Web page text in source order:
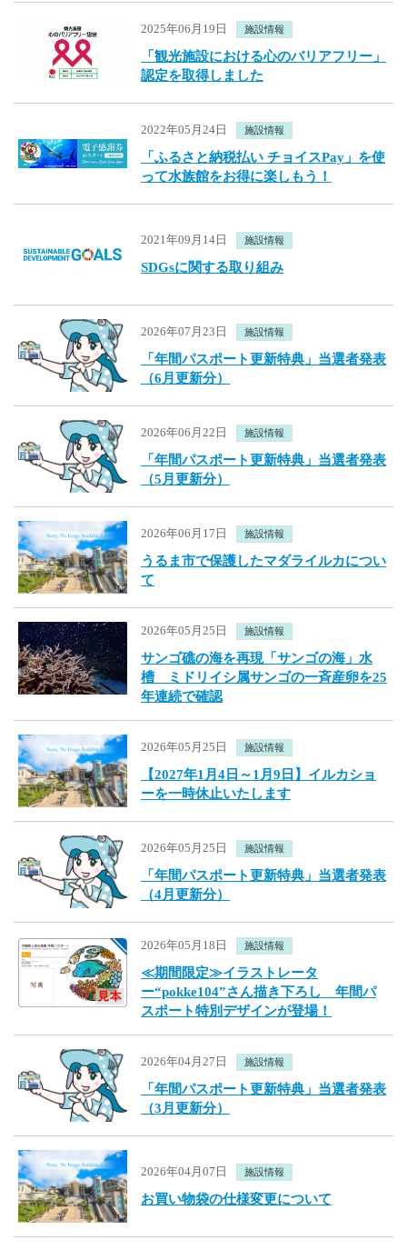
2025年06月19日 施設情報
「観光施設における心のバリアフリー」
認定を取得しました
2022年05月24日 施設情報
「ふるさと納税払い チョイスPay」を使
って水族館をお得に楽しもう！
2021年09月14日 施設情報
SDGsに関する取り組み
2026年07月23日 施設情報
「年間パスポート更新特典」当選者発表
（6月更新分）
2026年06月22日 施設情報
「年間パスポート更新特典」当選者発表
（5月更新分）
2026年06月17日 施設情報
うるま市で保護したマダライルカについ
て
2026年05月25日 施設情報
サンゴ礁の海を再現「サンゴの海」水
槽 ミドリイシ属サンゴの一斉産卵を25
年連続で確認
2026年05月25日 施設情報
【2027年1月4日～1月9日】イルカショ
ーを一時休止いたします
2026年05月25日 施設情報
「年間パスポート更新特典」当選者発表
（4月更新分）
2026年05月18日 施設情報
≪期間限定≫イラストレータ
ー“pokke104”さん描き下ろし 年間パ
スポート特別デザインが登場！
2026年04月27日 施設情報
「年間パスポート更新特典」当選者発表
（3月更新分）
2026年04月07日 施設情報
お買い物袋の仕様変更について